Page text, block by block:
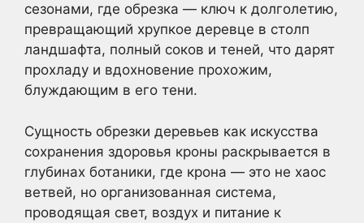
сезонами, где обрезка — ключ к долголетию,
превращающий хрупкое деревце в столп
ландшафта, полный соков и теней, что дарят
прохладу и вдохновение прохожим,
блуждающим в его тени.
Сущность обрезки деревьев как искусства
сохранения здоровья кроны раскрывается в
глубинах ботаники, где крона — это не хаос
ветвей, но организованная система,
проводящая свет, воздух и питание к